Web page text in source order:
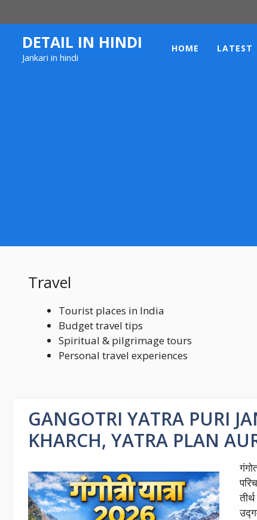
to
contentDETAIL IN HINDI
Jankari in hindi
HOME LATEST
Travel
Tourist places in India
Budget travel tips
Spiritual & pilgrimage tours
Personal travel experiences
GANGOTRI YATRA PURI
KHARCH, YATRA PLAN